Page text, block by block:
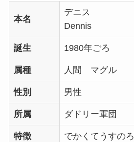
本名
デニス
Dennis
誕生 1980年ごろ
属種 人間 マグル
性別 男性
所属 ダドリー軍団
特徴 でかくてうすのろ